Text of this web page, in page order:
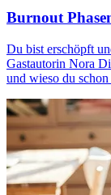
Burnout
Du bist erschöpft
Gastautorin Nora
und wieso du